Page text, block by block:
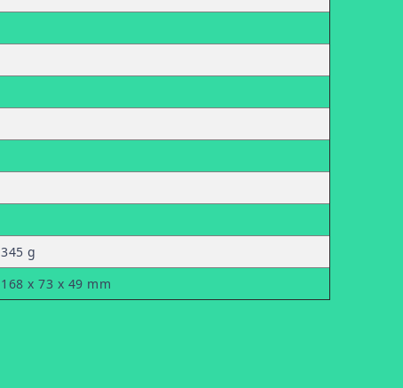
345 g
168 x 73 x 49 mm